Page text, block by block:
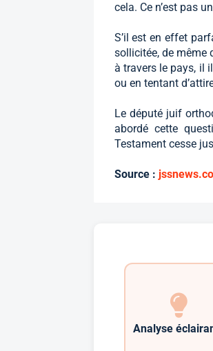
cela. Ce n’est pas
S’il est en effet
sollicitée, de même
à travers le pays, il
ou en tentant
Le député juif
abordé cette
Testament cesse
Source :
Analyse